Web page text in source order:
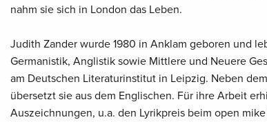
nahm sie sich in London das Leben.
Judith Zander wurde 1980 in Anklam geboren und
Germanistik, Anglistik sowie Mittlere und Neuere
am Deutschen Literaturinstitut in Leipzig. Neben
übersetzt sie aus dem Englischen. Für ihre Arbeit
Auszeichnungen, u.a. den Lyrikpreis beim open